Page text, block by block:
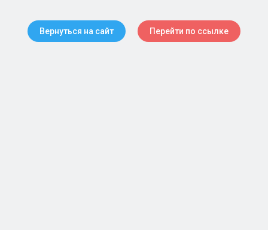
Вернуться на сайт Перейти по ссылке